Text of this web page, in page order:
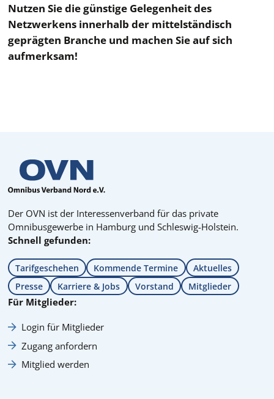
Nutzen Sie die günstige Gelegenheit des
Netzwerkens innerhalb der mittelständisch
geprägten Branche und machen Sie auf sich
aufmerksam!
Der OVN ist der Interessenverband für das private
Omnibusgewerbe in Hamburg und Schleswig-Holstein.
Schnell gefunden:
Tarifgeschehen Kommende Termine
Aktuelles
Presse
Karriere & Jobs Vorstand Mitglieder
Für Mitglieder:
Login für Mitglieder
Zugang anfordern
Mitglied werden